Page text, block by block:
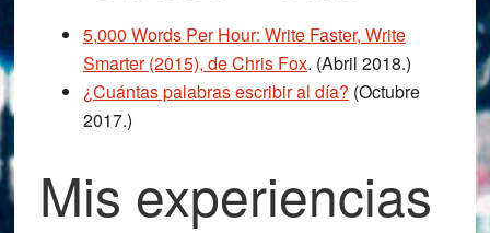
5,000 Words Per Hour: Write Faster, Write
Smarter (2015), de Chris Fox. (Abril 2018.)
¿Cuántas palabras escribir al día? (Octubre
2017.)
Mis experiencias